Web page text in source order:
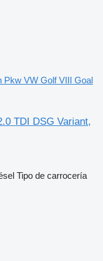
Pkw VW Golf VIII Goal
TDI DSG Variant,
Tipo de carrocería